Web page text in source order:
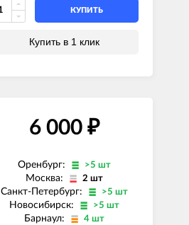
КУПИТЬ
Купить в 1 клик
6 000 ₽
Оренбург: >5 шт
Москва: 2 шт
Санкт-Петербург: >5 шт
Новосибирск: >5 шт
Барнаул: 4 шт